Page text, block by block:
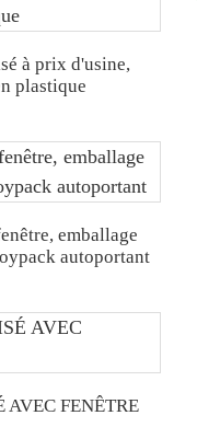
à prix d'usine,
plastique
emballage
autoportant
AVEC FENÊTRE